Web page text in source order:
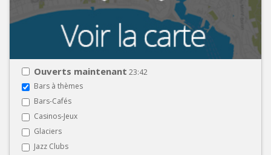
Ouverts maintenant 23:42
Bars à thèmes
Bars-Cafés
Casinos-Jeux
Glaciers
Jazz Clubs